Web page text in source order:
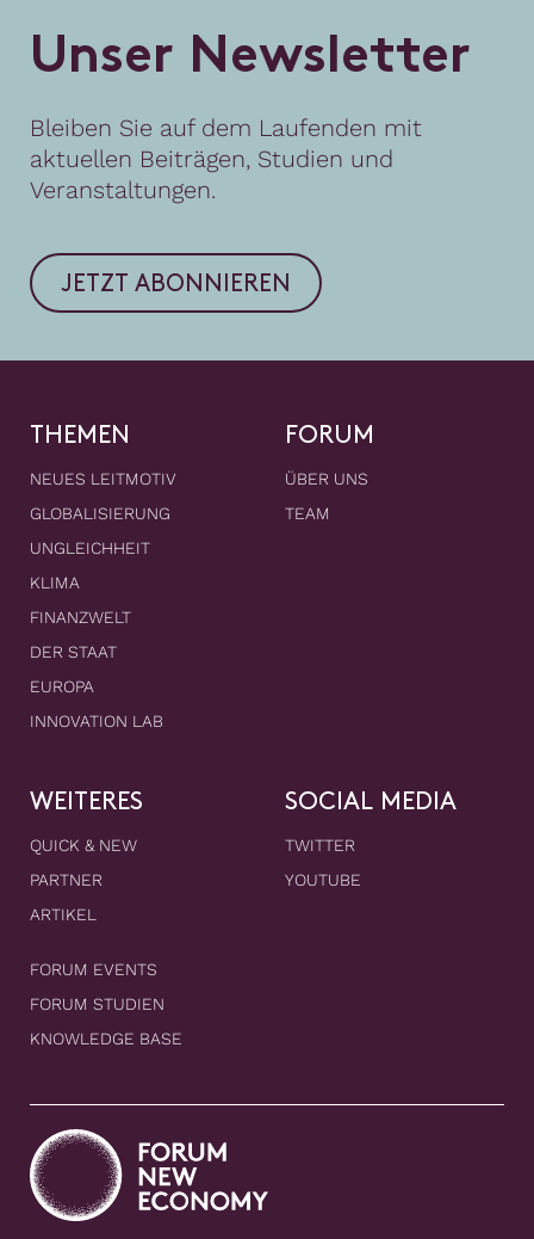
Unser Newsletter
Bleiben Sie auf dem Laufenden mit
aktuellen Beiträgen, Studien und
Veranstaltungen.
JETZT ABONNIEREN
THEMEN
NEUES LEITMOTIV
GLOBALISIERUNG
UNGLEICHHEIT
KLIMA
FINANZWELT
DER STAAT
EUROPA
INNOVATION LAB
FORUM
ÜBER UNS
TEAM
WEITERES
QUICK & NEW
PARTNER
ARTIKEL
FORUM EVENTS
FORUM STUDIEN
KNOWLEDGE BASE
SOCIAL MEDIA
TWITTER
YOUTUBE